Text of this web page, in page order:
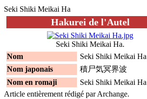
Seki Shiki Meikai Ha
Hakurei de l'Autel
Seki Shiki Meikai Ha.
Nom
Seki Shiki Meikai Ha
Nom japonais
積尸気冥界波
Nom en romaji
Seki Shiki Meikai Ha
Article entièrement rédigé par Archange.